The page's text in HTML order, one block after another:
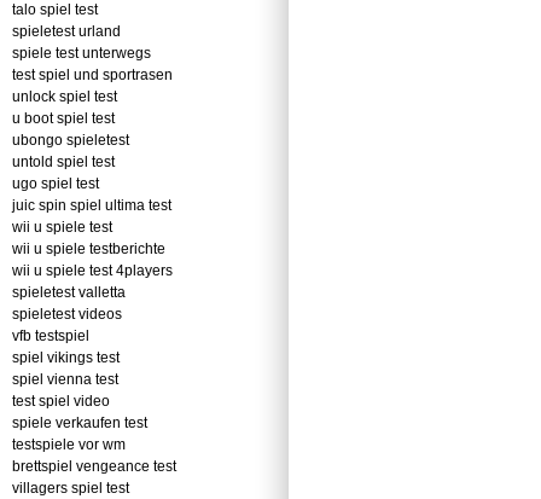
talo spiel test
spieletest urland
spiele test unterwegs
test spiel und sportrasen
unlock spiel test
u boot spiel test
ubongo spieletest
untold spiel test
ugo spiel test
juic spin spiel ultima test
wii u spiele test
wii u spiele testberichte
wii u spiele test 4players
spieletest valletta
spieletest videos
vfb testspiel
spiel vikings test
spiel vienna test
test spiel video
spiele verkaufen test
testspiele vor wm
brettspiel vengeance test
villagers spiel test